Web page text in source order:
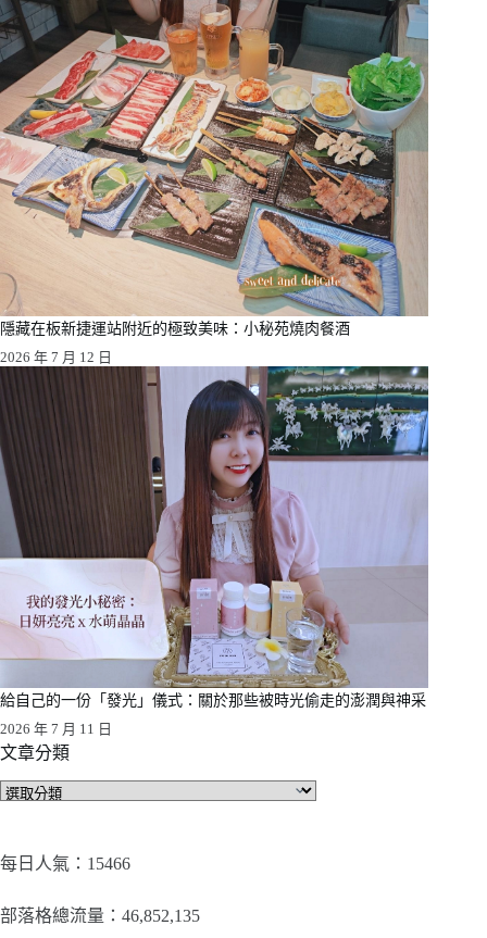
隱藏在板新捷運站附近的極致美味：小秘苑燒肉餐酒
2026 年 7 月 12 日
給自己的一份「發光」儀式：關於那些被時光偷走的澎潤與神采
2026 年 7 月 11 日
文章分類
文
類
每日人氣：15466
部落格總流量：​46,852,135